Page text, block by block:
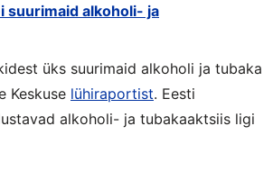
suurimaid alkoholi- ja
üks suurimaid alkoholi ja tubaka
Keskuse lühiraportist. Eesti
alkoholi- ja tubakaaktsiis ligi